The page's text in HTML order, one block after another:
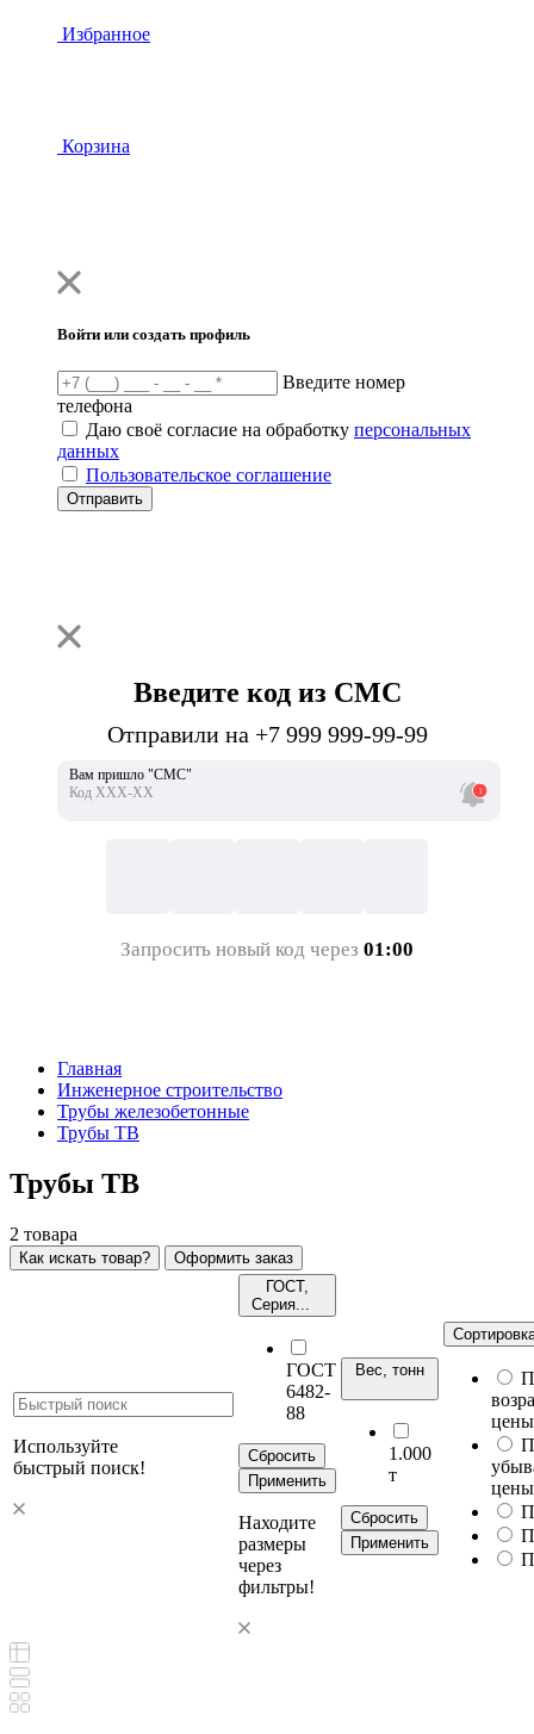
Избранное
Корзина
Войти или создать профиль
Введите номер
телефона
Даю своё согласие на обработку персональных
данных
Пользовательское соглашение
Отправить
Введите код из СМС
Отправили на +7 999 999-99-99
Вам пришло "СМС"
Код ХХХ-ХХ
Запросить новый код через 01:00
Главная
Инженерное строительство
Трубы железобетонные
Трубы ТВ
Трубы ТВ
2 товара
Как искать товар? Оформить заказ
Используйте
быстрый поиск!
ГОСТ,
Серия...
ГОСТ
6482-
88
Сбросить
Применить
Находите
размеры
через
фильтры!
Вес, тонн
1.000
т
Сбросить
Применить
цены
цены